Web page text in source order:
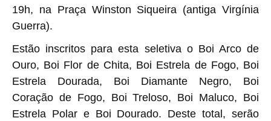
19h, na Praça Winston Siqueira (antiga Virgínia
Guerra).
Estão inscritos para esta seletiva o Boi Arco de
Ouro, Boi Flor de Chita, Boi Estrela de Fogo, Boi
Estrela Dourada, Boi Diamante Negro, Boi
Coração de Fogo, Boi Treloso, Boi Maluco, Boi
Estrela Polar e Boi Dourado. Deste total, serão